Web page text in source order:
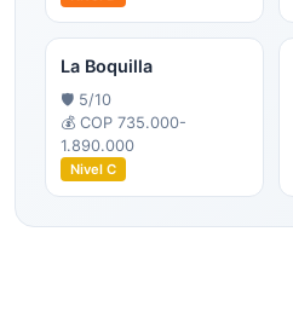
La Boquilla
🛡️ 5/10
💰 COP 735.000-
1.890.000
Nivel C